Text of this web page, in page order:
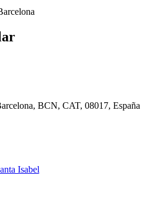
BCN, CAT, 08017, España